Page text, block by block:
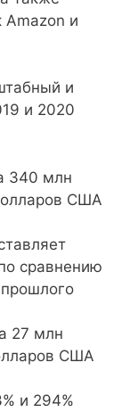
Amazon и
и
и 2020
340 млн
США
сравнению
27 млн
США
и 294%